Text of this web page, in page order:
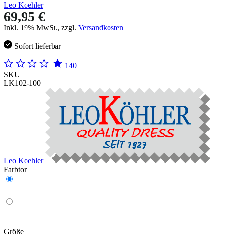
Leo Koehler
69,95 €
Inkl. 19% MwSt., zzgl. Versandkosten
Sofort lieferbar
140
SKU
LK102-100
Leo Koehler
Farbton
Größe